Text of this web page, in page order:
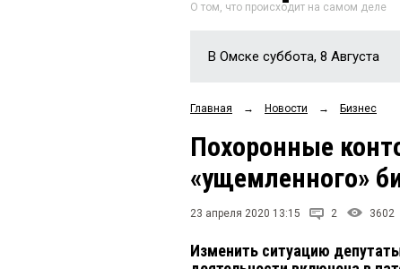
О том, что происходит на самом деле
В Омске суббота, 8 Августа
Главная → Новости → Бизнес
Похоронные
«ущемленного»
23 апреля 2020 13:15 2 3602
Изменить ситуацию